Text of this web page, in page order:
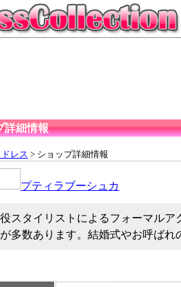
詳細情報
レス > ショップ詳細情報
プティラブーシュカ
スタイリストによるフォーマル
多数あります。結婚式やお呼ばれ